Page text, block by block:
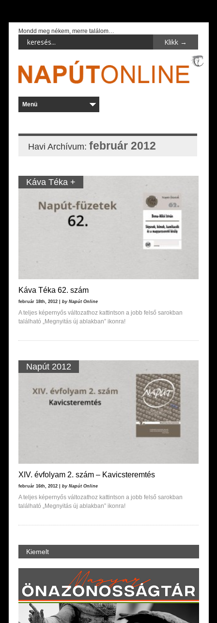
Mondd meg nékem, merre találom…
Havi Archívum: február 2012
Káva Téka +
Káva Téka 62. szám
február 18th, 2012 | by Napút Online
A teljes képernyős változathoz kattintson a jobb felső sarokban
található „Megnyitás új ablakban” ikonra!
Napút 2012
XIV. évfolyam 2. szám – Kavicsteremtés
február 16th, 2012 | by Napút Online
A teljes képernyős változathoz kattintson a jobb felső sarokban
található „Megnyitás új ablakban” ikonra!
Kiemelt